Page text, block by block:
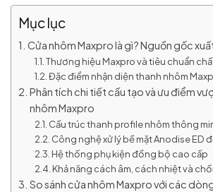
Mục lục
Cửa nhôm Maxpro là gì? Nguồn gốc
Thương hiệu Maxpro và tiêu chuẩn
Đặc điểm nhận diện thanh nhôm
Phân tích chi tiết cấu tạo và ưu điểm
nhôm Maxpro
Cấu trúc thanh profile nhôm thông
Công nghệ xử lý bề mặt Anodise ED
Hệ thống phụ kiện đồng bộ cao cấp
Khả năng cách âm, cách nhiệt và
So sánh cửa nhôm Maxpro với các